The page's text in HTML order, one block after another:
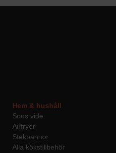
Hem & hushåll
Sous vide
Airfryer
Stekpannor
Alla kökstillbehör